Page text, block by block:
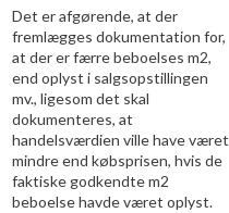
Det er afgørende, at der
fremlægges dokumentation for,
at der er færre beboelses m2,
end oplyst i salgsopstillingen
mv., ligesom det skal
dokumenteres, at
handelsværdien ville have været
mindre end købsprisen, hvis de
faktiske godkendte m2
beboelse havde været oplyst.